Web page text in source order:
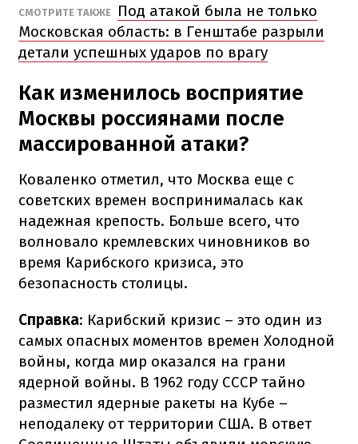
СМОТРИТЕ ТАКЖЕ
Под атакой была не только
Московская область: в Генштабе разрыли
детали успешных ударов по врагу
Как изменилось восприятие
Москвы россиянами после
массированной атаки?
Коваленко отметил, что Москва еще с
советских времен воспринималась как
надежная крепость. Больше всего, что
волновало кремлевских чиновников во
время Карибского кризиса, это
безопасность столицы.
Справка: Карибский кризис – это один из
самых опасных моментов времен Холодной
войны, когда мир оказался на грани
ядерной войны. В 1962 году СССР тайно
разместил ядерные ракеты на Кубе –
неподалеку от территории США. В ответ